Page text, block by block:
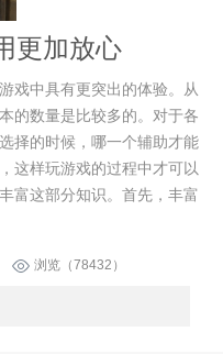
更加放心
戏中具有更突出的体验。从
的数量是比较多的。对于各
择的时候，哪一个辅助才能
这样玩游戏的过程中才可以
富这部分知识。首先，丰富
浏览（78432）